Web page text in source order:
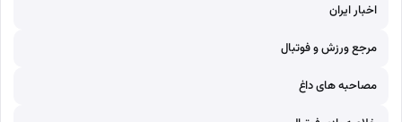
اخبار ایران
مرجع ورزش و فوتبال
مصاحبه های داغ